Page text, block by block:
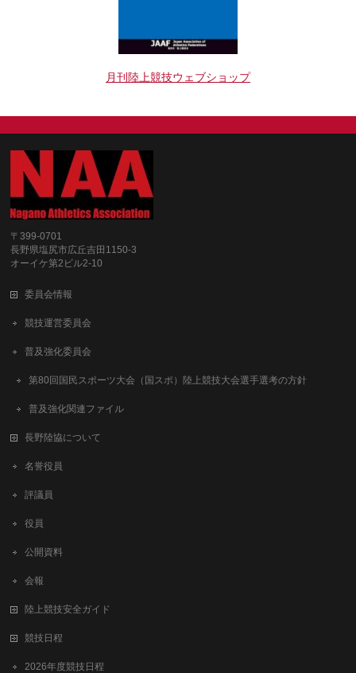
月刊陸上競技ウェブショップ
〒399-0701
長野県塩尻市広丘吉田1150-3
オーイケ第2ビル2-10
委員会情報
競技運営委員会
普及強化委員会
第80回国民スポーツ大会（国スポ）陸上競技大会選手選考の方針
普及強化関連ファイル
長野陸協について
名誉役員
評議員
役員
公開資料
会報
陸上競技安全ガイド
競技日程
2026年度競技日程